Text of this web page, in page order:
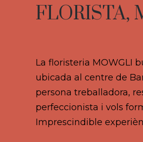
FLORISTA,
La floristeria MOWGLI
ubicada al centre de
persona treballadora,
perfeccionista i vols
Imprescindible